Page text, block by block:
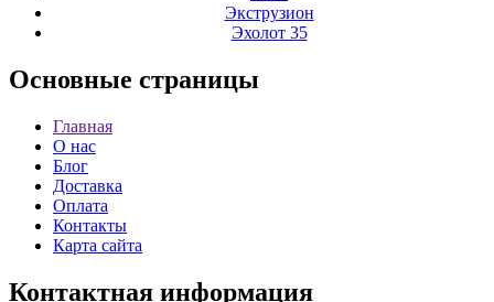
Экструзион
Эхолот 35
Основные страницы
Главная
О нас
Блог
Доставка
Оплата
Контакты
Карта сайта
Контактная информация